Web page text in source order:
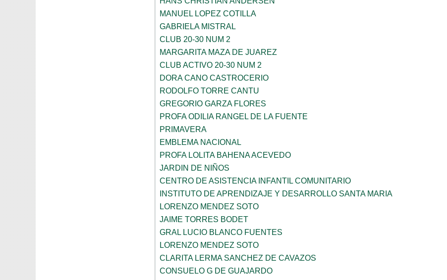
MANUEL LOPEZ COTILLA
GABRIELA MISTRAL
CLUB 20-30 NUM 2
MARGARITA MAZA DE JUAREZ
CLUB ACTIVO 20-30 NUM 2
DORA CANO CASTROCERIO
RODOLFO TORRE CANTU
GREGORIO GARZA FLORES
PROFA ODILIA RANGEL DE LA FUENTE
PRIMAVERA
EMBLEMA NACIONAL
PROFA LOLITA BAHENA ACEVEDO
JARDIN DE NIÑOS
CENTRO DE ASISTENCIA INFANTIL COMUNITARIO
INSTITUTO DE APRENDIZAJE Y DESARROLLO SANTA MARIA
LORENZO MENDEZ SOTO
JAIME TORRES BODET
GRAL LUCIO BLANCO FUENTES
LORENZO MENDEZ SOTO
CLARITA LERMA SANCHEZ DE CAVAZOS
CONSUELO G DE GUAJARDO